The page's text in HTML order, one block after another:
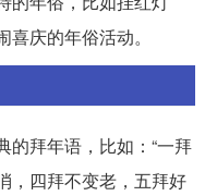
庆的年俗活动。
的拜年语，比如：“一拜
，四拜不变老，五拜好